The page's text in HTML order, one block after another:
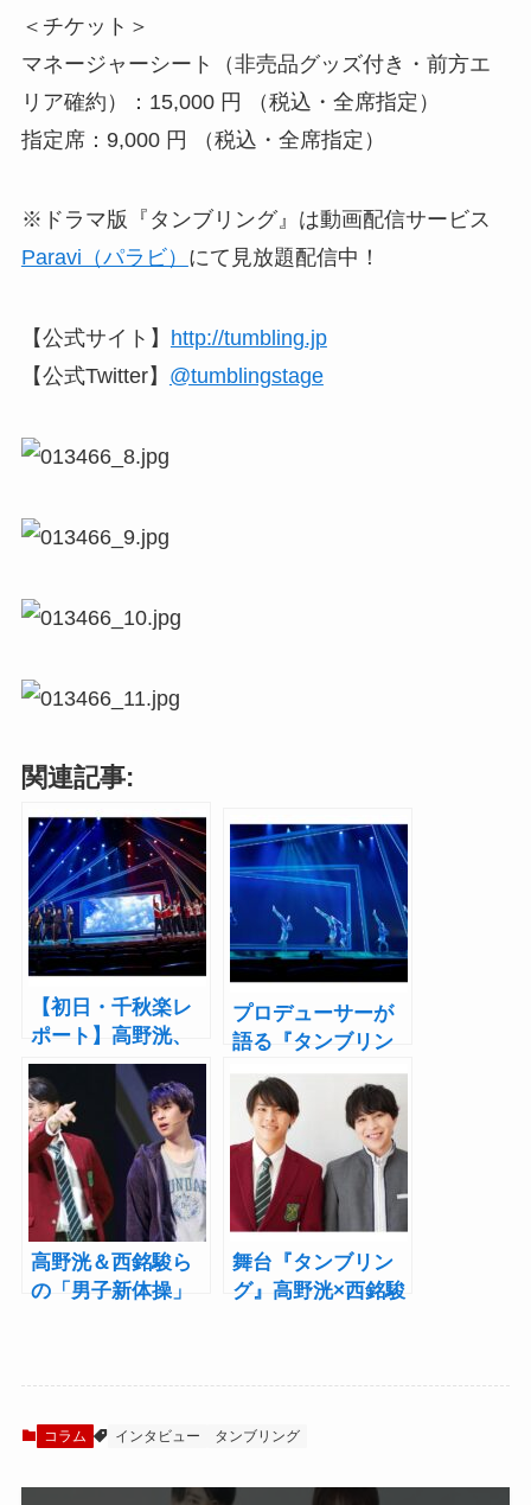
＜チケット＞
マネージャーシート（非売品グッズ付き・前方エ
リア確約）：15,000 円 （税込・全席指定）
指定席：9,000 円 （税込・全席指定）
※ドラマ版『タンブリング』は動画配信サービス
Paravi（パラビ） にて見放題配信中！
【公式サイト】
http://tumbling.jp
【公式Twitter】 @tumblingstage
関連記事:
【初日・千秋楽レ
ポート】高野洸、
西銘駿らに受け継
がれた“新体操
魂”！舞台『タンブ
リング』Paraviで
アーカイブ配信
プロデューサーが
語る『タンブリン
グ』10年の歩み
「テレビ屋さんが
味わったことのな
い体験が、そこに
あった」
高野洸＆西銘駿ら
の「男子新体操」
舞台『タンブリン
グ』高野洸×西銘駿
コラム インタビュー タンブリング